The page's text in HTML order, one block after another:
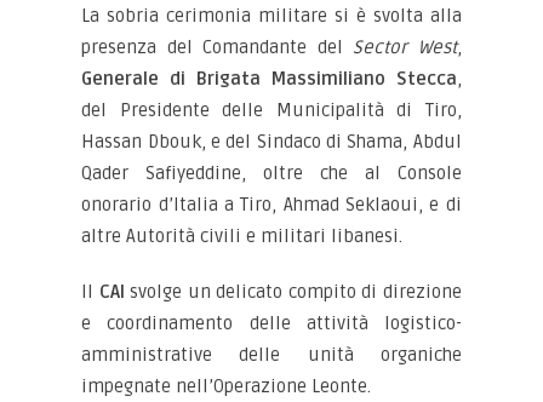
La sobria cerimonia militare si è svolta alla
presenza del Comandante del Sector West,
Generale di Brigata Massimiliano Stecca,
del Presidente delle Municipalità di Tiro,
Hassan Dbouk, e del Sindaco di Shama, Abdul
Qader Safiyeddine, oltre che al Console
onorario d’Italia a Tiro, Ahmad Seklaoui, e di
altre Autorità civili e militari libanesi.
Il CAI svolge un delicato compito di direzione
e coordinamento delle attività logistico-
amministrative delle unità organiche
impegnate nell’Operazione Leonte.